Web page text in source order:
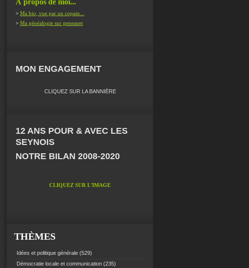
> Ma bio, vue par un copain...
> Ma généalogie sur geneanet
MON ENGAGEMENT
CLIQUEZ SUR LA BANNIÈRE
12 ANS POUR & AVEC LES
SEYNOIS
NOTRE BILAN 2008-2020
CLIQUEZ SUR L'IMAGE
THÈMES
Idées et politique générale (529)
Démocratie locale et communication (235)